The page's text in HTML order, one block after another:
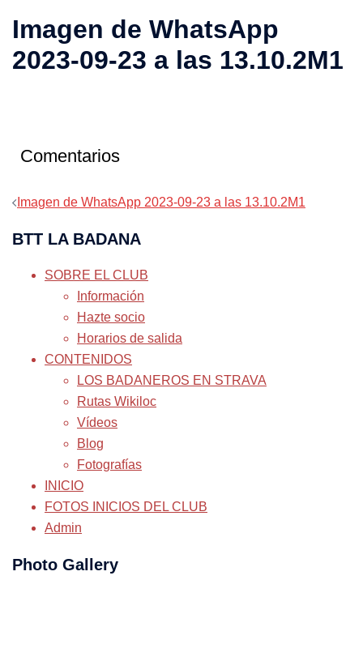
Imagen de WhatsApp
2023-09-23 a las 13.10.2M1
Comentarios
Navegación
entradas
Imagen de WhatsApp 2023-09-23 a las 13.10.2M1
BTT LA BADANA
SOBRE EL CLUB
Información
Hazte socio
Horarios de salida
CONTENIDOS
LOS BADANEROS EN STRAVA
Rutas Wikiloc
Vídeos
Blog
Fotografías
INICIO
FOTOS INICIOS DEL CLUB
Admin
Photo Gallery